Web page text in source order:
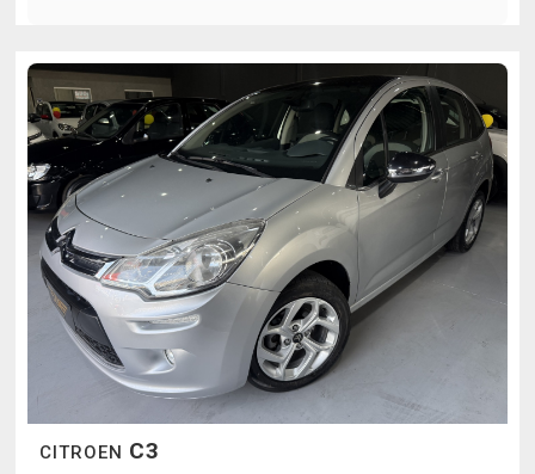
CITROEN C3